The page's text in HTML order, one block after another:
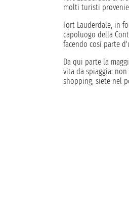
molti turisti
Fort Lauderdale, in
capoluogo della
facendo così parte
Da qui parte la
vita da spiaggia:
shopping, siete nel